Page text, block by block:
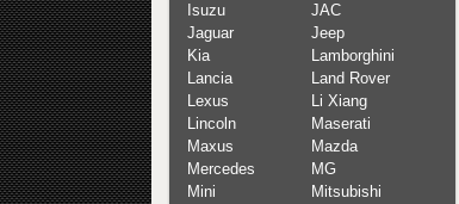
Isuzu
JAC
Jaguar
Jeep
Kia
Lamborghini
Lancia
Land Rover
Lexus
Li Xiang
Lincoln
Maserati
Maxus
Mazda
Mercedes
MG
Mini
Mitsubishi